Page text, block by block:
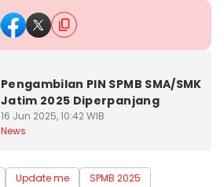
Pengambilan PIN SPMB SMA/SMK
Jatim 2025 Diperpanjang
16 Jun 2025, 10:42 WIB
News
Update me SPMB 2025